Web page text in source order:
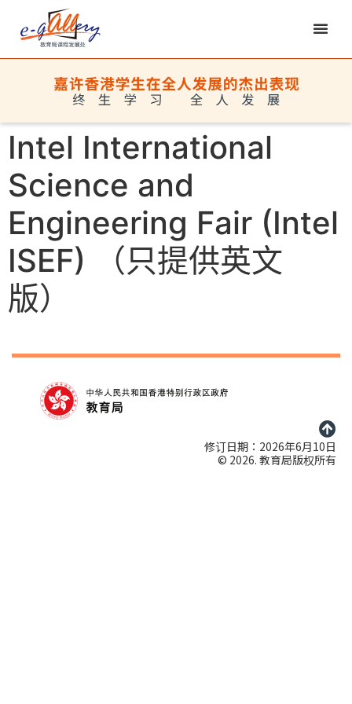
Intel International
Science and
Engineering Fair (Intel
ISEF) （只提供英文
版）
修订日期：2026年6月10日
© 2026. 教育局版权所有